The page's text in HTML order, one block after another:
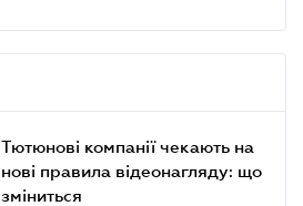
Тютюнові компанії чекають на
нові правила відеонагляду: що
зміниться